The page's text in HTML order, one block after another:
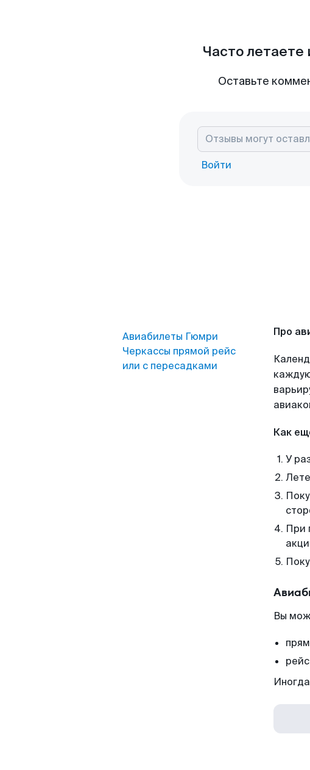
Часто летаете
Оставьте
Войти
Авиабилеты Гюмри
Черкассы прямой рейс
или с пересадками
Про
Как
У
При
Вы